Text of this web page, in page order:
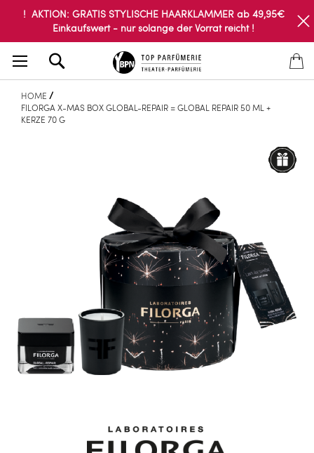
! AKTION: GRATIS STYLISCHE HAARKLAMMER ab 49,95€
Einkaufswert - nur solange der Vorrat reicht !
HOME
FILORGA X-MAS BOX GLOBAL-REPAIR = GLOBAL REPAIR 50 ML +
KERZE 70 G